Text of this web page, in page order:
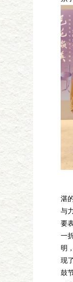
湛
与
要
一
明
现
鼓